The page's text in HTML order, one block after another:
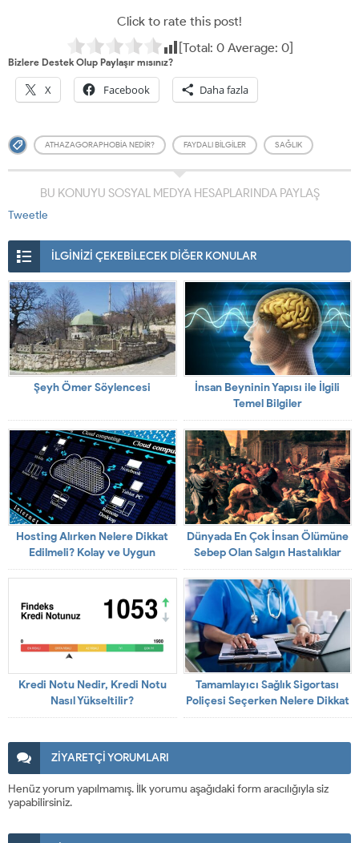
Click to rate this post!
[Total: 0Average: 0]
Bizlere Destek Olup Paylaşır mısınız?
X Facebook Daha fazla
ATHAZAGORAPHOBIA NEDIR? FAYDALI BILGILER SAĞLIK
BU KONUYU SOSYAL MEDYA HESAPLARINDA PAYLAŞ
Tweetle
İLGİNİZİ ÇEKEBİLECEK DİĞER KONULAR
Şeyh Ömer Söylencesi
İnsan Beyninin Yapısı ile İlgili
Temel Bilgiler
Hosting Alırken Nelere Dikkat
Edilmeli? Kolay ve Uygun
Hosting Rehberi
Dünyada En Çok İnsan Ölümüne
Sebep Olan Salgın Hastalıklar
Kredi Notu Nedir, Kredi Notu
Nasıl Yükseltilir?
Tamamlayıcı Sağlık Sigortası
Poliçesi Seçerken Nelere Dikkat
Edilmelidir?
ZİYARETÇİ YORUMLARI
Henüz yorum yapılmamış. İlk yorumu aşağıdaki form aracılığıyla siz
yapabilirsiniz.